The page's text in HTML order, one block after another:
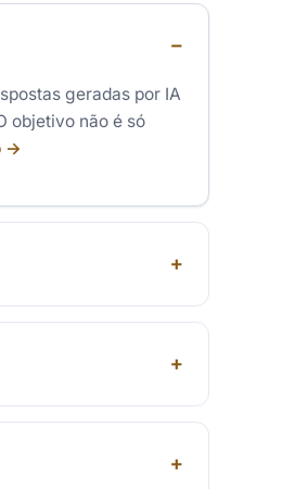
geradas por IA
objetivo não é só
→